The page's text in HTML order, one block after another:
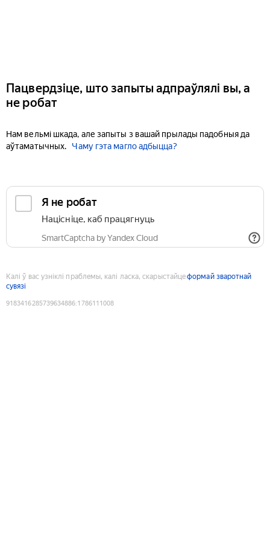
Пацвердзіце, што запыты адпраўлялі вы, а
не робат
Нам вельмі шкада, але запыты з вашай прылады падобныя да
аўтаматычных.
Чаму гэта магло адбыцца?
Я не робат
Націсніце, каб працягнуць
SmartCaptcha by Yandex Cloud
Калі ў вас узніклі праблемы, калі ласка, скарыстайцеформай зваротнай
сувязі
9183416285739634886:1786111008